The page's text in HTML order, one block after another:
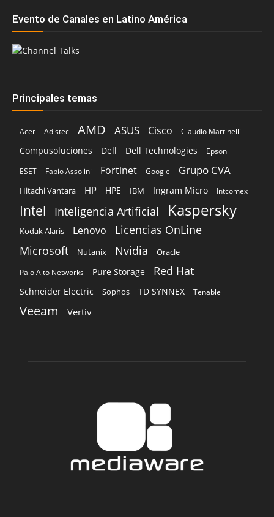
Evento de Canales en Latino América
Principales temas
Acer Adistec AMD ASUS Cisco Claudio Martinelli
Compusoluciones Dell Dell Technologies
Epson
ESET
Fabio Assolini Fortinet Google Grupo CVA
Hitachi Vantara HP HPE IBM Ingram Micro Intcomex
Intel Inteligencia Artificial Kaspersky
Kodak Alaris Lenovo Licencias OnLine
Microsoft Nutanix Nvidia Oracle
Palo Alto Networks Pure Storage Red Hat
Schneider Electric Sophos TD SYNNEX Tenable
Veeam Vertiv